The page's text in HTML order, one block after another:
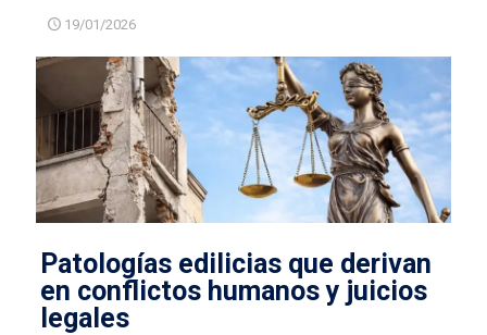
19/01/2026
Patologías edilicias que derivan
en conflictos humanos y juicios
legales